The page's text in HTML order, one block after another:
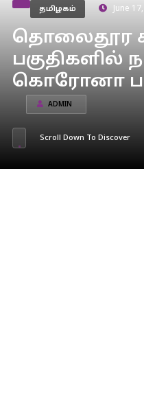
தமிழகம் June
தொலைதூர
பகுதிகளில்
கொரோனா
ADMIN
Scroll Down To Discover